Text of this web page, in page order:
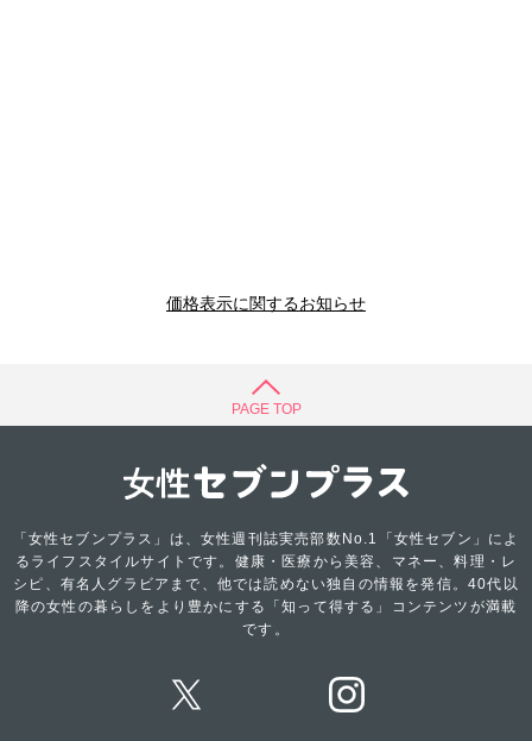
価格表示に関するお知らせ
PAGE TOP
「女性セブンプラス」は、女性週刊誌実売部数No.1「女性セブン」によ
るライフスタイルサイトです。健康・医療から美容、マネー、料理・レ
シピ、有名人グラビアまで、他では読めない独自の情報を発信。40代以
降の女性の暮らしをより豊かにする「知って得する」コンテンツが満載
です。